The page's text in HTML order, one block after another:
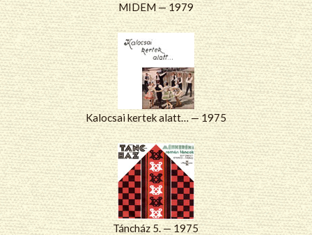
MIDEM — 1979
Kalocsai kertek alatt… — 1975
Táncház 5. — 1975